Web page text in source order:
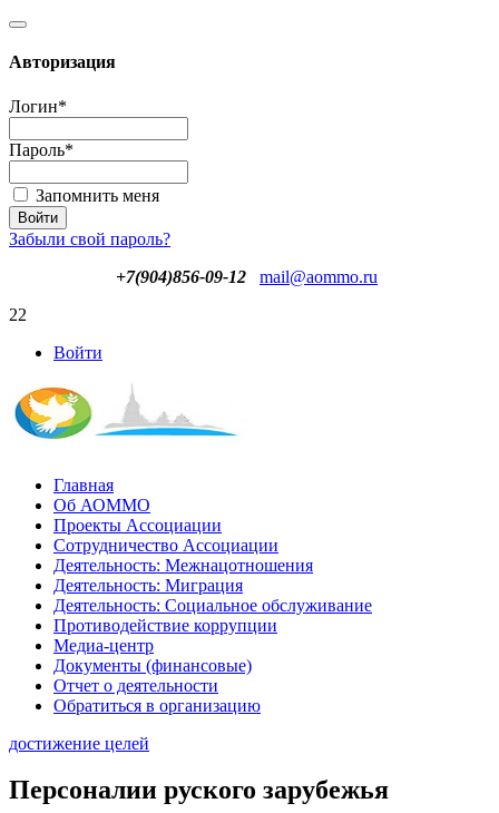
Авторизация
Логин*
Пароль*
Запомнить меня
Забыли свой пароль?
+7(904)856-09-12
mail@aommo.ru
22
Войти
Главная
Об АОММО
Проекты Ассоциации
Сотрудничество Ассоциации
Деятельность: Межнацотношения
Деятельность: Миграция
Деятельность: Социальное обслуживание
Противодействие коррупции
Медиа-центр
Документы (финансовые)
Отчет о деятельности
Обратиться в организацию
достижение целей
Персоналии руского зарубежья